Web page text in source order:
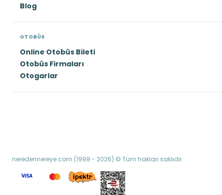
Blog
OTOBÜS
Online Otobüs Bileti
Otobüs Firmaları
Otogarlar
neredennereye.com (1999 - 2026) © Tüm hakları saklıdır.